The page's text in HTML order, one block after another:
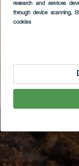
research and services
through device scanning,
cookies